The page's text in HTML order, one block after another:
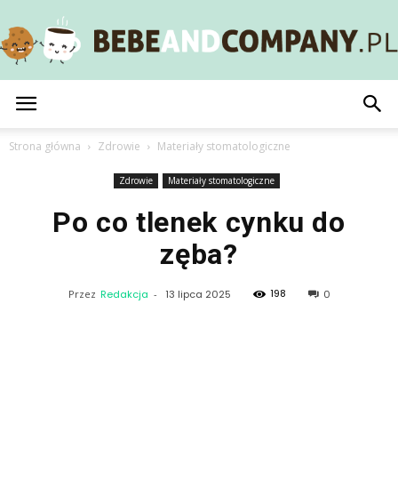
Strona główna Zdrowie Materiały stomatologiczne
Zdrowie Materiały stomatologiczne
Po co tlenek cynku do
zęba?
Przez Redakcja - 13 lipca 2025 198 0